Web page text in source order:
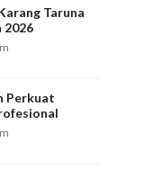
Taruna
2026
Perkuat